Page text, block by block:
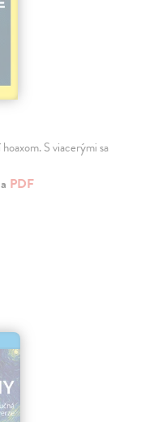
S viacerými sa
a PDF